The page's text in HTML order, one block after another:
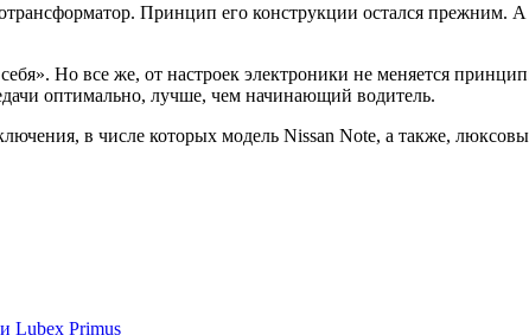
Принцип его конструкции остался прежним.
Но все же, от настроек электроники не меняется
оптимально, лучше, чем начинающий водитель.
в числе которых модель Nissan Note, а также,
Lubex Primus